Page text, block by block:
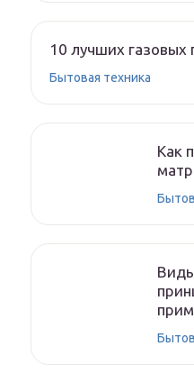
10 лучших газовых
Бытовая техника
Как